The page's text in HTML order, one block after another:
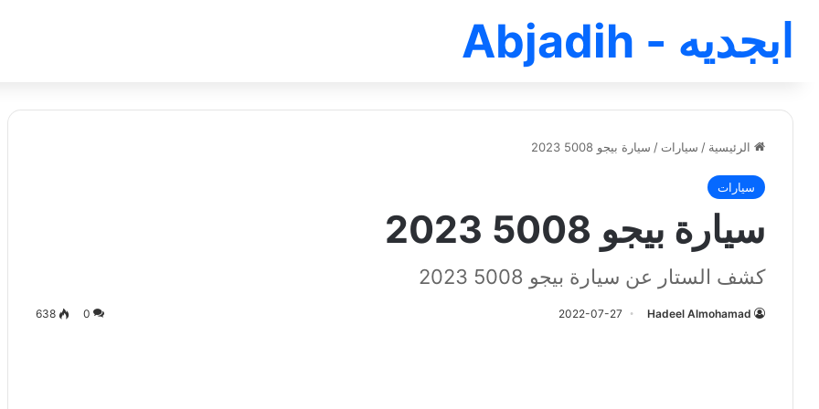
ابجديه - Abjadih
الرئيسية / سيارات / سيارة بيجو 5008 2023
سيارات
سيارة بيجو 5008 2023
كشف الستار عن سيارة بيجو 5008 2023
Hadeel Almohamad
2022-07-27
0
638